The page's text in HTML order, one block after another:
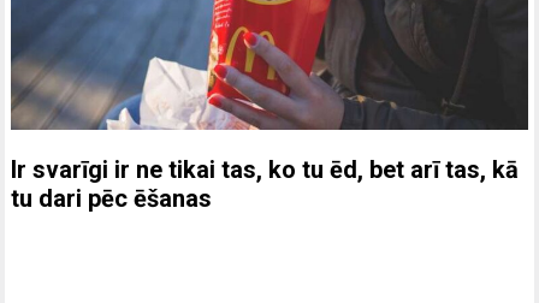
Ir svarīgi ir ne tikai tas, ko tu ēd, bet arī tas, kā
tu dari pēc ēšanas